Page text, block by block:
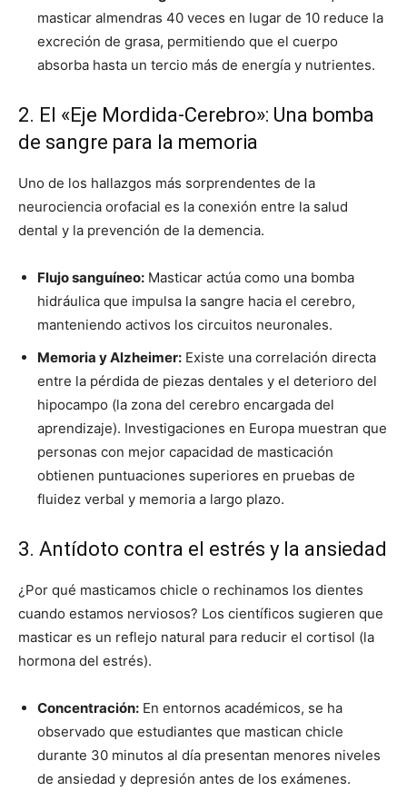
masticar almendras 40 veces en lugar de 10 reduce la
excreción de grasa, permitiendo que el cuerpo
absorba hasta un tercio más de energía y nutrientes.
2. El «Eje Mordida-Cerebro»: Una bomba
de sangre para la memoria
Uno de los hallazgos más sorprendentes de la
neurociencia orofacial es la conexión entre la salud
dental y la prevención de la demencia.
Flujo sanguíneo: Masticar actúa como una bomba
hidráulica que impulsa la sangre hacia el cerebro,
manteniendo activos los circuitos neuronales.
Memoria y Alzheimer: Existe una correlación directa
entre la pérdida de piezas dentales y el deterioro del
hipocampo (la zona del cerebro encargada del
aprendizaje). Investigaciones en Europa muestran que
personas con mejor capacidad de masticación
obtienen puntuaciones superiores en pruebas de
fluidez verbal y memoria a largo plazo.
3. Antídoto contra el estrés y la ansiedad
¿Por qué masticamos chicle o rechinamos los dientes
cuando estamos nerviosos? Los científicos sugieren que
masticar es un reflejo natural para reducir el cortisol (la
hormona del estrés).
Concentración: En entornos académicos, se ha
observado que estudiantes que mastican chicle
durante 30 minutos al día presentan menores niveles
de ansiedad y depresión antes de los exámenes.